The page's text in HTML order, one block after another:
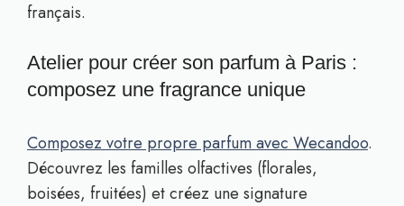
français.
Atelier pour créer son parfum à Paris :
composez une fragrance unique
Composez votre propre parfum avec Wecandoo.
Découvrez les familles olfactives (florales,
boisées, fruitées) et créez une signature